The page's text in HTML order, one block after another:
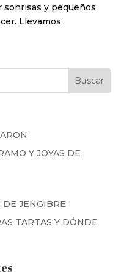
sonrisas y pequeños
Llevamos
Y JOYAS DE
JENGIBRE
TARTAS Y DÓNDE